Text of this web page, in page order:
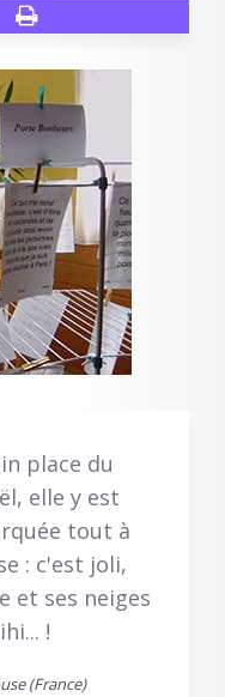
place du
elle y est
tout à
: c'est joli,
et ses neiges
!
(France)